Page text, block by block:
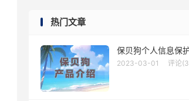
热门文章
保贝狗个人信息保
2023-03-01 评论